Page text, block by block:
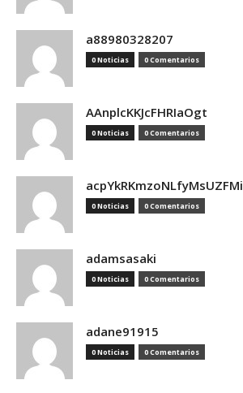
a88980328207
0 Noticias 0 Comentarios
AAnplcKKJcFHRIaOgt
0 Noticias 0 Comentarios
acpYkRKmzoNLfyMsUZFMi
0 Noticias 0 Comentarios
adamsasaki
0 Noticias 0 Comentarios
adane91915
0 Noticias 0 Comentarios